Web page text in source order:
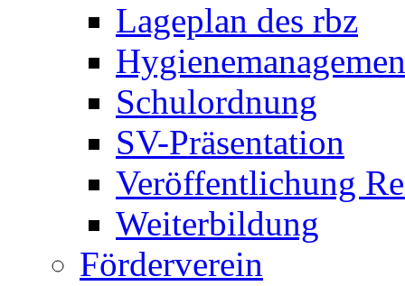
Lageplan des rbz
Schulordnung
SV-Präsentation
Veröffentlichung
Weiterbildung
Förderverein